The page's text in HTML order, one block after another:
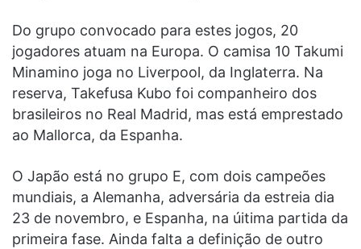
Do grupo convocado para estes jogos, 20
jogadores atuam na Europa. O camisa 10 Takumi
Minamino joga no Liverpool, da Inglaterra. Na
reserva, Takefusa Kubo foi companheiro dos
brasileiros no Real Madrid, mas está emprestado
ao Mallorca, da Espanha.
O Japão está no grupo E, com dois campeões
mundiais, a Alemanha, adversária da estreia dia
23 de novembro, e Espanha, na úitima partida da
primeira fase. Ainda falta a definição de outro